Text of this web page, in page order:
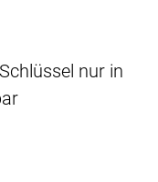
nur in